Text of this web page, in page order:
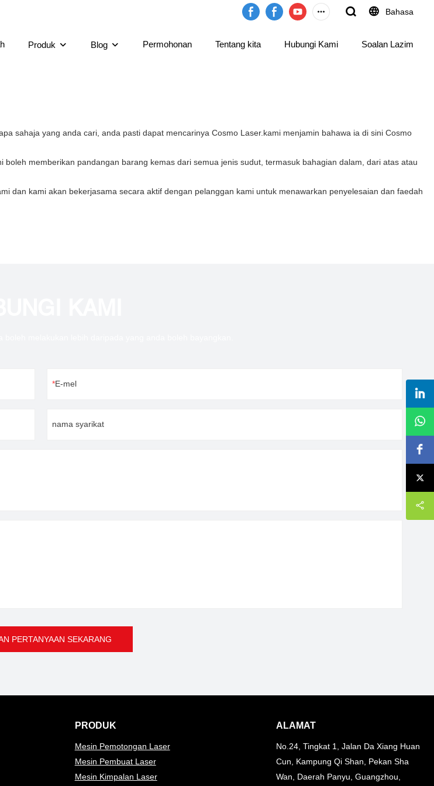
Bahasa
Produk Blog Permohonan Tentang kita Hubungi Kami Soalan Lazim
sahaja yang anda cari, anda pasti dapat mencarinya Cosmo Laser.kami menjamin bahawa ia di sini Cosmo
memberikan pandangan barang kemas dari semua jenis sudut, termasuk bahagian dalam, dari atas atau
dan kami akan bekerjasama secara aktif dengan pelanggan kami untuk menawarkan penyelesaian dan faedah
E-mel
nama syarikat
PERTANYAAN SEKARANG
PRODUK
Mesin Pemotongan Laser
Mesin Pembuat Laser
Mesin Kimpalan Laser
ALAMAT
No.24, Tingkat 1, Jalan Da Xiang Huan
Cun, Kampung Qi Shan, Pekan Sha
Wan, Daerah Panyu, Guangzhou,